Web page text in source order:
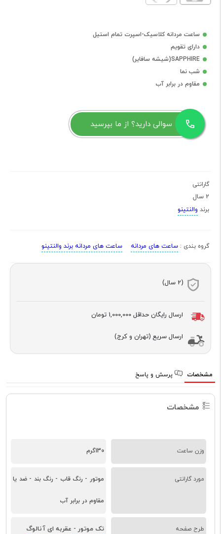
ساعت مردانه کلاسیک-اسپرت تمام استیل
دارای تقویم
SAPPHIRE(شیشه سافایر)
شب نما
مقاوم در برابر آب
سوالی دارید؟ از ما بپرسید
گارانتی
2 سال
برند والنتینو
گروه بندی : ساعت های مردانه ساعت های مردانه برند والنتینو
(2 سال)
ارسال رایگان حداقل 1,000,000 تومان
ارسال سریع (تهران و کرج)
مشخصات پرسش و پاسخ
مشخصات
وزن ساعت 130گرم
مورد گارانتی موتور - رنگ قاب - رنگ بند - ضد یا
مقاوم در برابر آب
طرح صفحه تک موتور - عقربه ای آنالوگ